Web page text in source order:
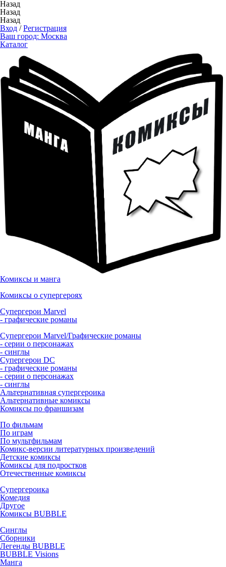
Назад
Назад
Назад
Вход /Регистрация
Ваш город: Москва
Каталог
Комиксы и манга
Комиксы о супергероях
Супергерои Marvel
- графические романы
Супергерои Marvel/Графические романы
- серии о персонажах
- синглы
Супергерои DC
- графические романы
- серии о персонажах
- синглы
Альтернативная супергероика
Альтернативные комиксы
Комиксы по франшизам
По фильмам
По играм
По мультфильмам
Комикс-версии литературных произведений
Детские комиксы
Комиксы для подростков
Отечественные комиксы
Супергероика
Комедия
Другое
Комиксы BUBBLE
Синглы
Сборники
Легенды BUBBLE
BUBBLE Visions
Манга